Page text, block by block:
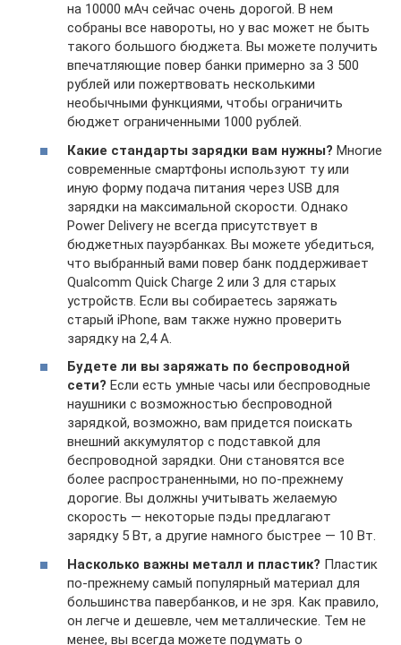
на 10000 мАч сейчас очень дорогой. В нем
собраны все навороты, но у вас может не быть
такого большого бюджета. Вы можете получить
впечатляющие повер банки примерно за 3 500
рублей или пожертвовать несколькими
необычными функциями, чтобы ограничить
бюджет ограниченными 1000 рублей.
Какие стандарты зарядки вам нужны? Многие
современные смартфоны используют ту или
иную форму подача питания через USB для
зарядки на максимальной скорости. Однако
Power Delivery не всегда присутствует в
бюджетных пауэрбанках. Вы можете убедиться,
что выбранный вами повер банк поддерживает
Qualcomm Quick Charge 2 или 3 для старых
устройств. Если вы собираетесь заряжать
старый iPhone, вам также нужно проверить
зарядку на 2,4 А.
Будете ли вы заряжать по беспроводной
сети? Если есть умные часы или беспроводные
наушники с возможностью беспроводной
зарядкой, возможно, вам придется поискать
внешний аккумулятор с подставкой для
беспроводной зарядки. Они становятся все
более распространенными, но по-прежнему
дорогие. Вы должны учитывать желаемую
скорость — некоторые пэды предлагают
зарядку 5 Вт, а другие намного быстрее — 10 Вт.
Насколько важны металл и пластик? Пластик
по-прежнему самый популярный материал для
большинства павербанков, и не зря. Как правило,
он легче и дешевле, чем металлические. Тем не
менее, вы всегда можете подумать о